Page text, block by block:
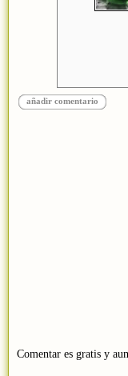
añadir comentario
Comentar es gratis y